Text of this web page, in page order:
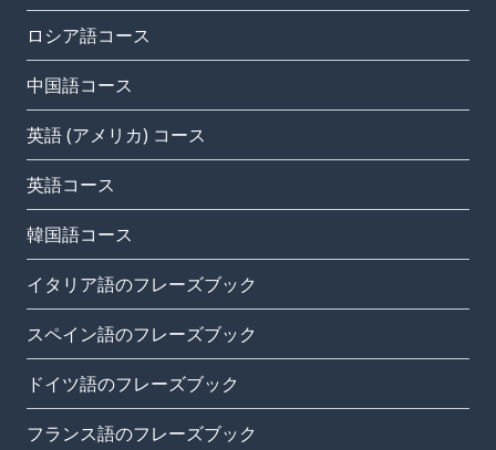
ロシア語コース
中国語コース
英語 (アメリカ) コース
英語コース
韓国語コース
イタリア語のフレーズブック
スペイン語のフレーズブック
ドイツ語のフレーズブック
フランス語のフレーズブック